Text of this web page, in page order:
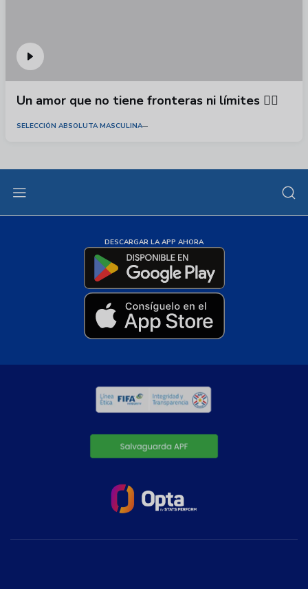
Un amor que no tiene fronteras ni límites ❤️‍🔥
SELECCIÓN ABSOLUTA MASCULINA
DESCARGAR LA APP AHORA